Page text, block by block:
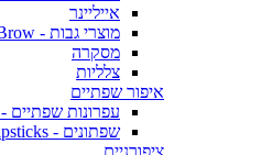
אייליינר
מוצרי גבות - For Eye Brow
מסקרה
צלליות
איפור שפתיים
עפרונות שפתיים - Lip Pencils
שפתונים - Lipsticks
ציפורניים